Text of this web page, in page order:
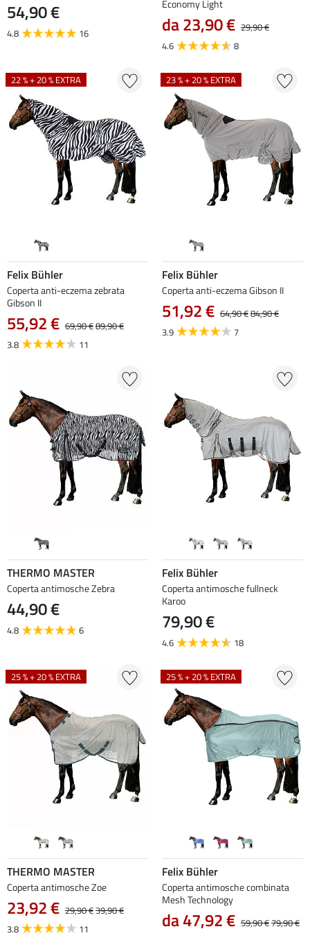
54,90 €
4.8 16
Economy Light
da 23,90 € 29,90 €
4.6
8
22 % + 20 % EXTRA
Felix Bühler
Coperta anti-eczema zebrata
Gibson II
55,92 € 69,90 €89,90 €
3.8
11
23 % + 20 % EXTRA
Felix Bühler
Coperta anti-eczema Gibson II
51,92 € 64,90 €84,90 €
3.9
7
THERMO MASTER
Coperta antimosche Zebra
44,90 €
4.8 6
Felix Bühler
Coperta antimosche fullneck
Karoo
79,90 €
4.6 18
25 % + 20 % EXTRA
THERMO MASTER
Coperta antimosche Zoe
23,92 € 29,90 €39,90 €
3.8
11
25 % + 20 % EXTRA
Felix Bühler
Coperta antimosche combinata
Mesh Technology
da 47,92 € 59,90 €79,90 €